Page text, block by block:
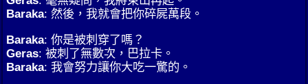
Baraka: 然後，我就會把你碎屍萬段。
Baraka: 你是被刺穿了嗎？
Geras: 被刺了無數次，巴拉卡。
Baraka: 我會努力讓你大吃一驚的。